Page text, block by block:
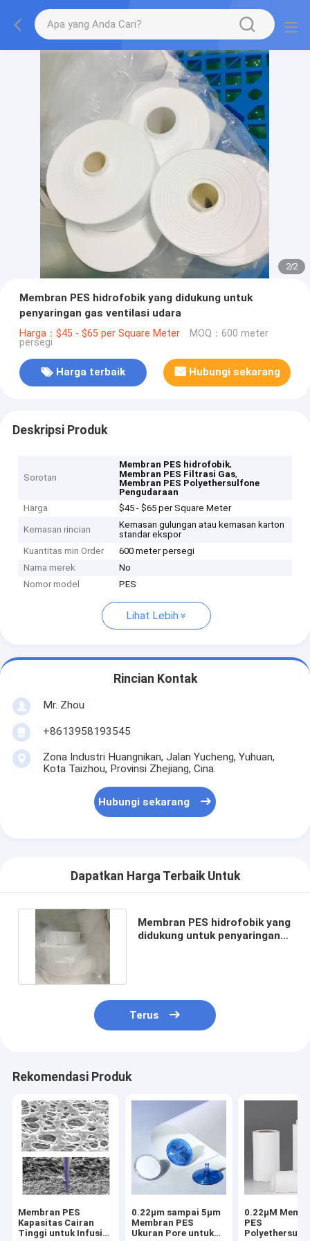
2/2
Membran PES hidrofobik yang didukung untuk
penyaringan gas ventilasi udara
Harga：$45 - $65 per Square Meter MOQ：600 meter
persegi
Harga terbaik Hubungi sekarang
Deskripsi Produk
Sorotan
Membran PES hidrofobik,
Membran PES Filtrasi Gas,
Membran PES Polyethersulfone
Pengudaraan
Harga
$45 - $65 per Square Meter
Kemasan rincian
Kemasan gulungan atau kemasan karton
standar ekspor
Kuantitas min Order
600 meter persegi
Nama merek
No
Nomor model
PES
Lihat Lebih
Rincian Kontak
Mr. Zhou
+8613958193545
Zona Industri Huangnikan, Jalan Yucheng, Yuhuan,
Kota Taizhou, Provinsi Zhejiang, Cina.
Hubungi sekarang
Dapatkan Harga Terbaik Untuk
Membran PES hidrofobik yang
didukung untuk penyaringan
Terus
Rekomendasi Produk
Membran PES
Kapasitas Cairan
Tinggi untuk Infusi
0.22μm sampai 5μm
Membran PES
Ukuran Pore untuk
0.22μM
PES